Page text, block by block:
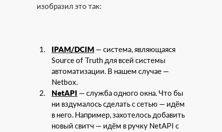
изобразил это так:
IPAM/DCIM — система, являющаяся
Source of Truth для всей системы
автоматизации. В нашем случае —
Netbox.
NetAPI — служба одного окна. Что бы
ни вздумалось сделать с сетью — идём
в него. Например, захотелось добавить
новый свитч — идём в ручку NetAPI с